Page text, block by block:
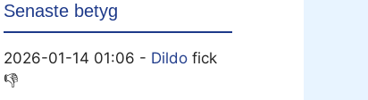
Senaste betyg
2026-01-14 01:06 - Dildo fick
👎